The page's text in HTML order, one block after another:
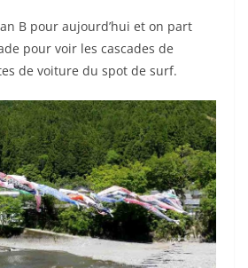
B pour aujourd’hui et on part
pour voir les cascades de
de voiture du spot de surf.